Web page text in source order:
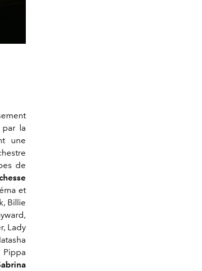
la
une
de
et
Billie
Lady
Pippa